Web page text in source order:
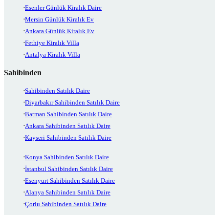
Esenler Günlük Kiralık Daire
Mersin Günlük Kiralık Ev
Ankara Günlük Kiralık Ev
Fethiye Kiralık Villa
Antalya Kiralık Villa
Sahibinden
Sahibinden Satılık Daire
Diyarbakır Sahibinden Satılık Daire
Batman Sahibinden Satılık Daire
Ankara Sahibinden Satılık Daire
Kayseri Sahibinden Satılık Daire
Konya Sahibinden Satılık Daire
İstanbul Sahibinden Satılık Daire
Esenyurt Sahibinden Satılık Daire
Alanya Sahibinden Satılık Daire
Çorlu Sahibinden Satılık Daire